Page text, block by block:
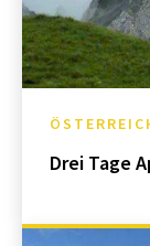
Drei Tage